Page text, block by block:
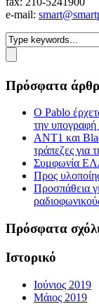
e-mail:
Πρόσφατα
Ο Pablo
την
ΑΝΤ1 και
τράπεζες για
Συμφωνία
Προς
Προσπάθεια
Πρόσφατα
Ιστορικό
Ιούνιος 2019
Μάιος 2019